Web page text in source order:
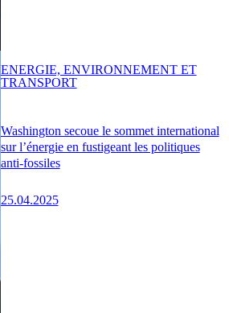
Washington secoue le sommet international
sur l’énergie en fustigeant les politiques
anti-fossiles
25.04.2025
ENERGIE, ENVIRONNEMENT ET
TRANSPORT